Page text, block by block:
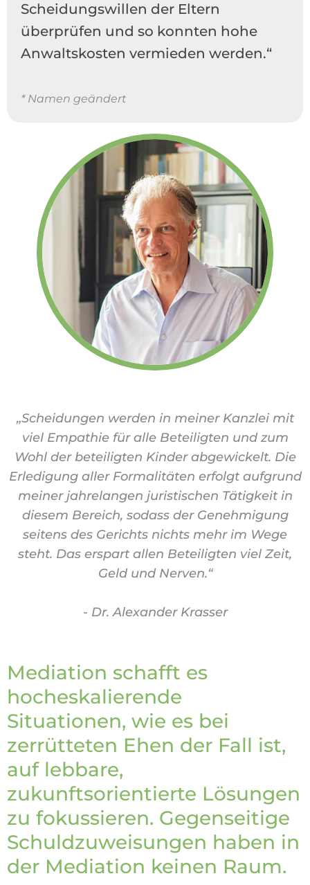
Scheidungswillen der Eltern
überprüfen und so konnten hohe
Anwaltskosten vermieden werden.“
* Namen geändert
„Scheidungen werden in meiner Kanzlei mit
viel Empathie für alle Beteiligten und zum
Wohl der beteiligten Kinder abgewickelt. Die
Erledigung aller Formalitäten erfolgt aufgrund
meiner jahrelangen juristischen Tätigkeit in
diesem Bereich, sodass der Genehmigung
seitens des Gerichts nichts mehr im Wege
steht. Das erspart allen Beteiligten viel Zeit,
Geld und Nerven.“
- Dr. Alexander Krasser
Mediation schafft es
hocheskalierende
Situationen, wie es bei
zerrütteten Ehen der Fall ist,
auf lebbare,
zukunftsorientierte Lösungen
zu fokussieren. Gegenseitige
Schuldzuweisungen haben in
der Mediation keinen Raum.